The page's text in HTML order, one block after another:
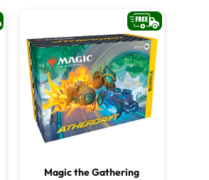
Magic the Gathering